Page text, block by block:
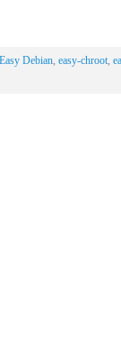
Easy Debian, easy-chroot,